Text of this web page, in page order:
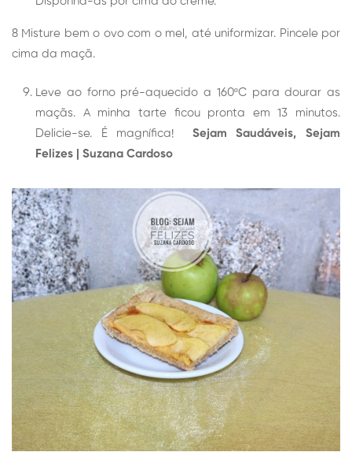
8 Misture bem o ovo com o mel, até uniformizar. Pincele por
cima da maçã.
Leve ao forno pré-aquecido a 160ºC para dourar as
maçãs. A minha tarte ficou pronta em 13 minutos.
Delicie-se. É magnífica! Sejam Saudáveis, Sejam
Felizes | Suzana Cardoso